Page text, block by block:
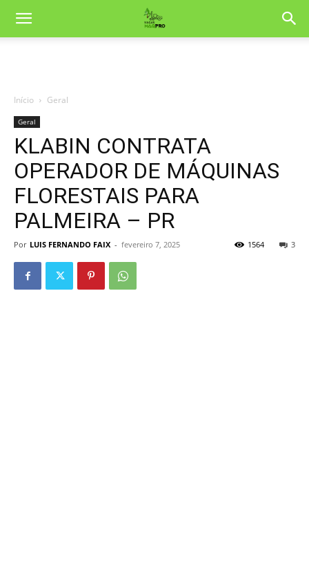
Início Geral
Geral
KLABIN CONTRATA
OPERADOR DE MÁQUINAS
FLORESTAIS PARA
PALMEIRA – PR
Por LUIS FERNANDO FAIX - fevereiro 7, 2025 3
1564